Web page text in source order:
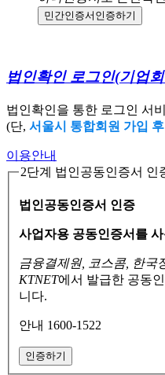
민간인증서 인증하기
법인확인 로그인(기업
법인확인을 통한 로그인 서
(단, 서울시 통합회원 가입 후
이용안내
2단계 법인공동인증서 인
법인공동인증서 인증
사업자용 공동인증서를
금융결제원, 코스콤, 한국
KTNET에서 발급한 공동
니다.
안내 1600-1522
인증하기